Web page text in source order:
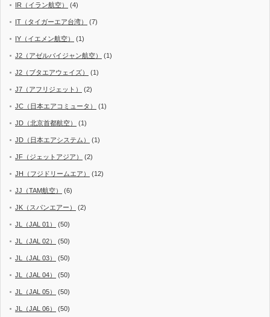
IR（イラン航空） (4)
IT（タイガーエア台湾） (7)
IY（イエメン航空） (1)
J2（アゼルバイジャン航空） (1)
J2（ブタエアウェイズ） (1)
J7（アフリジェット） (2)
JC（日本エアコミュータ） (1)
JD（北京首都航空） (1)
JD（日本エアシステム） (1)
JF（ジェットアジア） (2)
JH（フジドリームエア） (12)
JJ（TAM航空） (6)
JK（スパンエアー） (2)
JL（JAL 01） (50)
JL（JAL 02） (50)
JL（JAL 03） (50)
JL（JAL 04） (50)
JL（JAL 05） (50)
JL（JAL 06） (50)